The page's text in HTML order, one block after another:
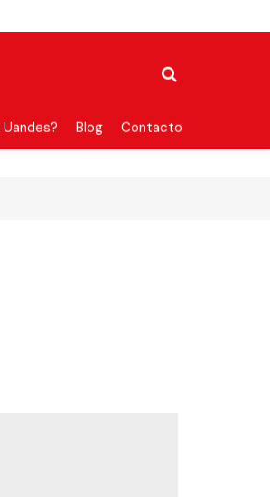
Blog Contacto